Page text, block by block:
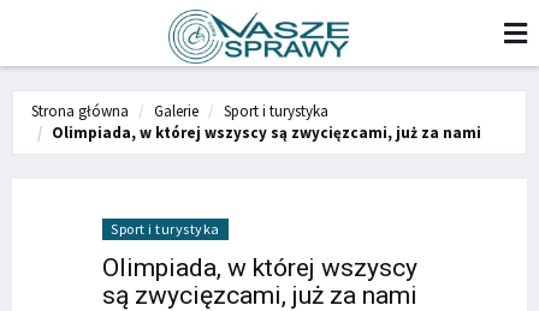
Strona główna Galerie
Sport i turystyka
Olimpiada, w której wszyscy są zwycięzcami, już za nami
Sport i turystyka
Olimpiada, w której wszyscy
są zwycięzcami, już za nami